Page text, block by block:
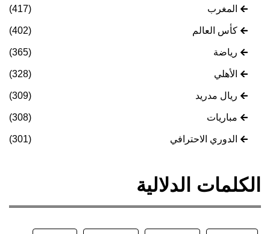
المغرب (417)
كأس العالم (402)
رياضة (365)
الأهلي (328)
ريال مدريد (309)
مباريات (308)
الدوري الاحترافي (301)
الكلمات الدلالية